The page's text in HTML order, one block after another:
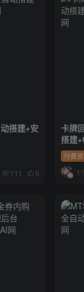
搭建+安
111 6
卡牌
搭建
付费
1